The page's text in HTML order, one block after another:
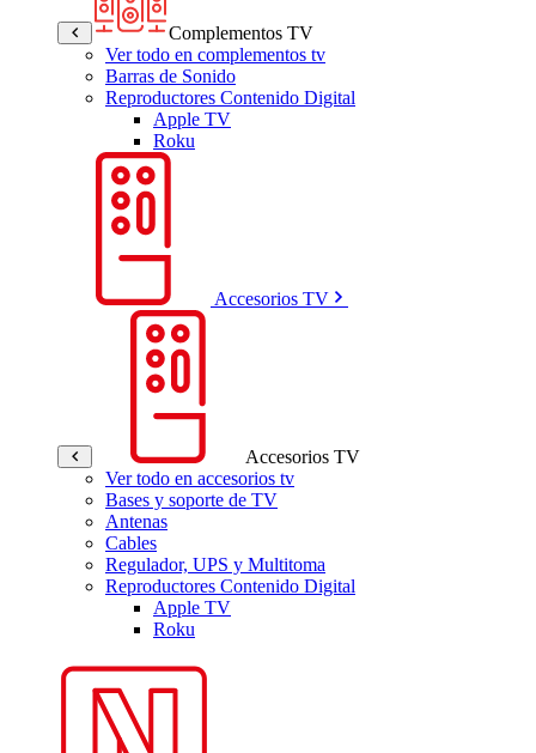
Complementos TV
Ver todo en complementos tv
Barras de Sonido
Reproductores Contenido Digital
Apple TV
Roku
Accesorios TV
Accesorios TV
Ver todo en accesorios tv
Bases y soporte de TV
Antenas
Cables
Regulador, UPS y Multitoma
Reproductores Contenido Digital
Apple TV
Roku